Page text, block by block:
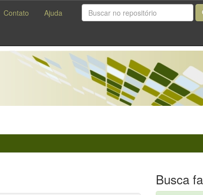
Contato Ajuda
Busca